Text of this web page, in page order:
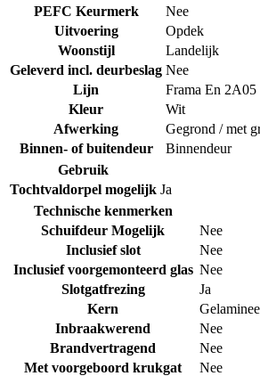
PEFC Keurmerk
Nee
Uitvoering
Opdek
Woonstijl
Landelijk
Geleverd incl. deurbeslag Nee
Lijn
Frama En 2A05
Kleur
Wit
Afwerking
Gegrond / met
Binnen- of buitendeur
Binnendeur
Gebruik
Tochtvaldorpel mogelijk Ja
Technische kenmerken
Schuifdeur Mogelijk
Nee
Inclusief slot
Nee
Inclusief voorgemonteerd glas Nee
Slotgatfrezing
Ja
Kern
Inbraakwerend
Nee
Brandvertragend
Nee
Met voorgeboord krukgat
Nee